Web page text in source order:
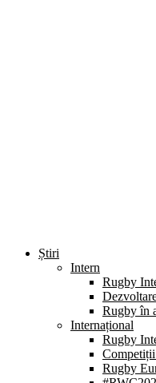
Știri
Intern
Rugby
Rugby în
Internațional
Rugby
Rugby